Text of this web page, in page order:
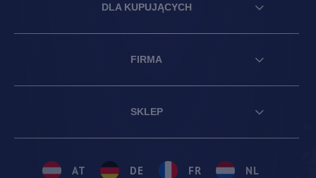
DLA KUPUJĄCYCH
FIRMA
SKLEP
AT DE FR NL